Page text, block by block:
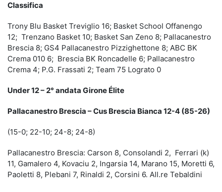
Classifica
Trony Blu Basket Treviglio 16; Basket School Offanengo
12; Trenzano Basket 10; Basket San Zeno 8; Pallacanestro
Brescia 8; GS4 Pallacanestro Pizzighettone 8; ABC BK
Crema 010 6; Brescia BK Roncadelle 6; Pallacanestro
Crema 4; P.G. Frassati 2; Team 75 Lograto 0
Under 12 – 2° andata Girone Élite
Pallacanestro Brescia – Cus Brescia Bianca 12-4 (85-26)
(15-0; 22-10; 24-8; 24-8)
Pallacanestro Brescia: Carson 8, Consolandi 2, Ferrari (k)
11, Gamalero 4, Kovaciu 2, Ingarsia 14, Marano 15, Moretti 6,
Paoletti 8, Plebani 7, Rinaldi 2, Corsini 6. All.re Tebaldini